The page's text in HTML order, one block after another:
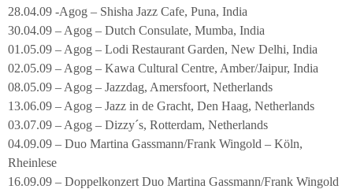
28.04.09 -Agog – Shisha Jazz Cafe, Puna, India
30.04.09 – Agog – Dutch Consulate, Mumba, India
01.05.09 – Agog – Lodi Restaurant Garden, New Delhi, India
02.05.09 – Agog – Kawa Cultural Centre, Amber/Jaipur, India
08.05.09 – Agog – Jazzdag, Amersfoort, Netherlands
13.06.09 – Agog – Jazz in de Gracht, Den Haag, Netherlands
03.07.09 – Agog – Dizzy´s, Rotterdam, Netherlands
04.09.09 – Duo Martina Gassmann/Frank Wingold – Köln,
Rheinlese
16.09.09 – Doppelkonzert Duo Martina Gassmann/Frank Wingold